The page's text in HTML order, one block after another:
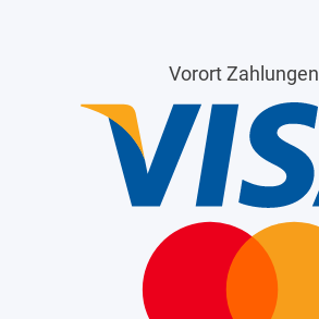
Vorort Zahlungen